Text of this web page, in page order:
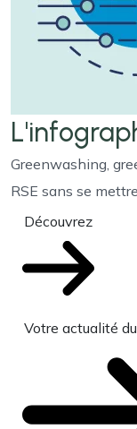
Greenwashing,
RSE sans se
Découvrez
Votre actualité